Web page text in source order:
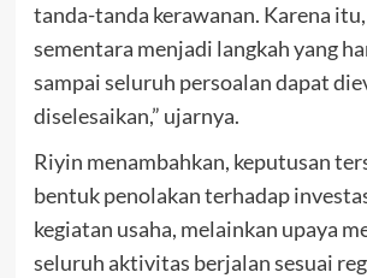
tanda-tanda kerawanan. Karena
sementara menjadi langkah yang
sampai seluruh persoalan dapat
diselesaikan,” ujarnya.
Riyin menambahkan, keputusan
bentuk penolakan terhadap
kegiatan usaha, melainkan upaya
seluruh aktivitas berjalan sesuai